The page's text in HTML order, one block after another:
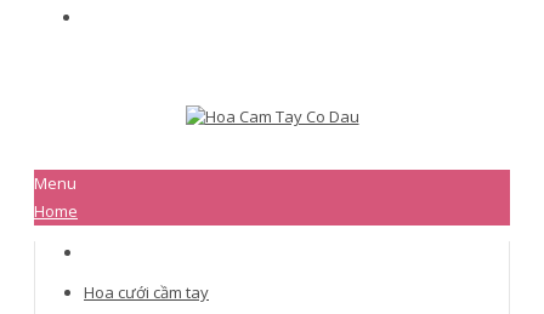
Menu
Home
Hoa cưới cầm tay